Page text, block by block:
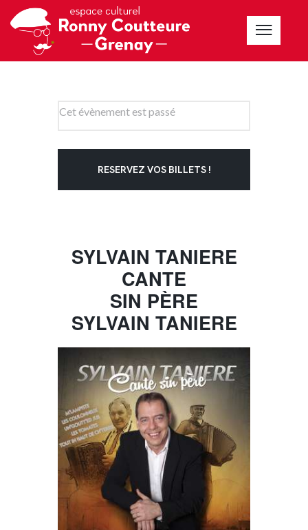
Cet évènement est passé
RESERVEZ VOS BILLETS !
SYLVAIN TANIERE
CANTE
SIN PÈRE
SYLVAIN TANIERE